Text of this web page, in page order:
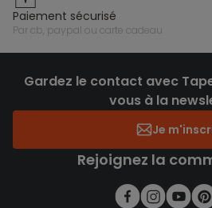
paiement sécurisé
par cb, paypal ou carte cadeau
Gardez le contact avec
vous à la
Je
Rejoignez la